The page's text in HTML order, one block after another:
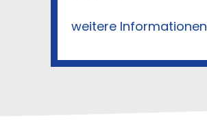
weitere Informationen